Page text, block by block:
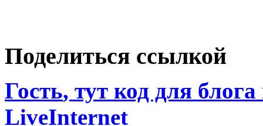
Поделиться ссылкой
Гость, тут код для
LiveInternet